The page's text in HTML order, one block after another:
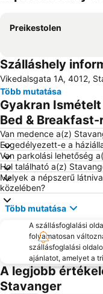
Nagy méretű térkép
Preikestolen
Szálláshely
Vikedalsgata 1A, 4012,
Több mutatása
Gyakran
Bed & Breakfast-
Van medence a(z)
Engedélyezett-e a
Van parkolási lehetőség
Hol található a(z)
Melyek a népszerű
közelében?
Több mutatása
A szállásfoglalási
folyamatosan
szállásfoglalási
ajánlatot, amelyet a
A legjobb
Stavanger